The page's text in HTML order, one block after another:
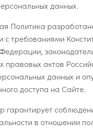
данных.
Политика
с требованиями
правовых актов
данных и
доступа на Cайте.
гарантирует
в отношении